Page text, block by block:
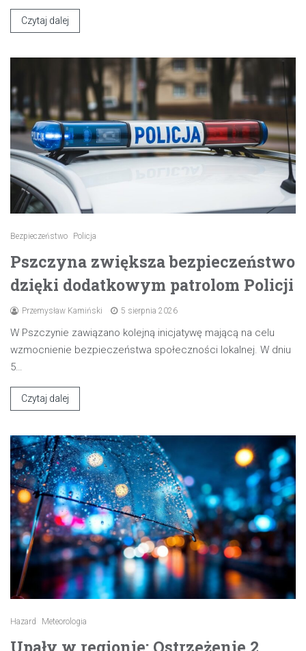
Czytaj dalej
Bezpieczeństwo Policja
Pszczyna zwiększa bezpieczeństwo
dzięki dodatkowym patrolom Policji
Przemysław Kamiński 5 sierpnia 2026
W Pszczynie zawiązano kolejną inicjatywę mającą na celu
wzmocnienie bezpieczeństwa społeczności lokalnej. W dniu
5…
Czytaj dalej
Hazard Meteorologia